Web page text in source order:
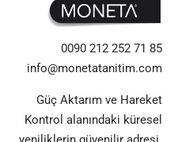
0090 212 252 71 85
info@monetatanitim.com
Güç Aktarım ve Hareket
Kontrol alanındaki küresel